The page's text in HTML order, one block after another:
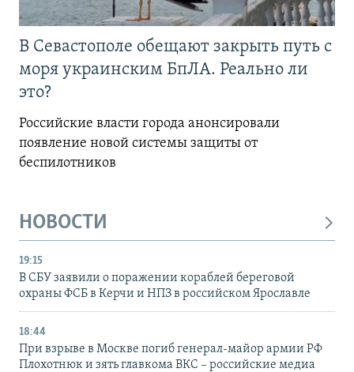
В Севастополе обещают закрыть путь с
моря украинским БпЛА. Реально ли
это?
Российские власти города анонсировали
появление новой системы защиты от
беспилотников
НОВОСТИ
19:15
В СБУ заявили о поражении кораблей береговой
охраны ФСБ в Керчи и НПЗ в российском Ярославле
18:44
При взрыве в Москве погиб генерал-майор армии РФ
Плохотнюк и зять главкома ВКС – российские медиа